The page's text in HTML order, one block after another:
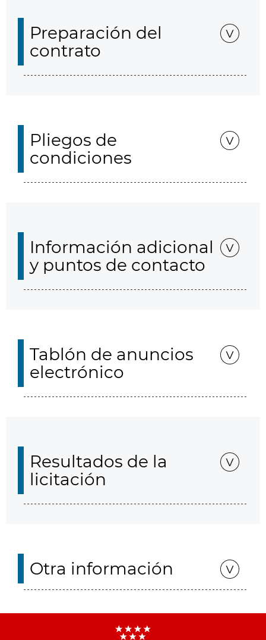
Preparación del
contrato
Pliegos de
condiciones
Información adicional
y puntos de contacto
Tablón de anuncios
electrónico
Resultados de la
licitación
Otra información